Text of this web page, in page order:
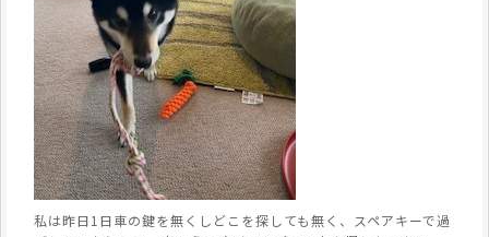
私は昨日1日車の鍵を無くしどこを探しても無く、スペアキーで過